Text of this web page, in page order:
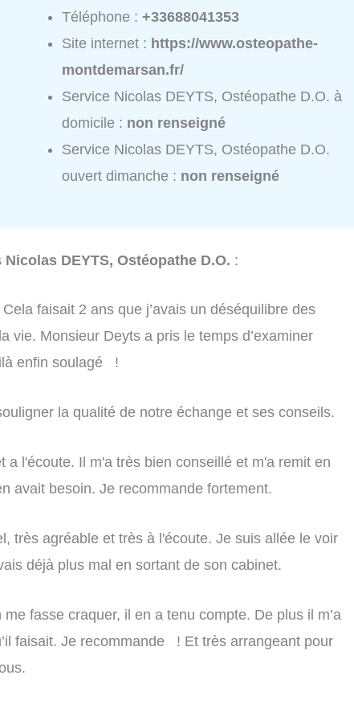
Téléphone :+33688041353
Site internet : https://www.osteopathe-
montdemarsan.fr/
Service Nicolas DEYTS, Ostéopathe D.O. à
domicile : non renseigné
Service Nicolas DEYTS, Ostéopathe D.O.
ouvert dimanche : non renseigné
Nicolas DEYTS, Ostéopathe D.O. :
faisait 2 ans que j’avais un déséquilibre des
vie. Monsieur Deyts a pris le temps d’examiner
enfin soulagé !
la qualité de notre échange et ses conseils.
a l'écoute. Il m'a très bien conseillé et m'a remit en
avait besoin. Je recommande fortement.
très agréable et très à l'écoute. Je suis allée le voir
déjà plus mal en sortant de son cabinet.
me fasse craquer, il en a tenu compte. De plus il m’a
faisait. Je recommande ! Et très arrangeant pour